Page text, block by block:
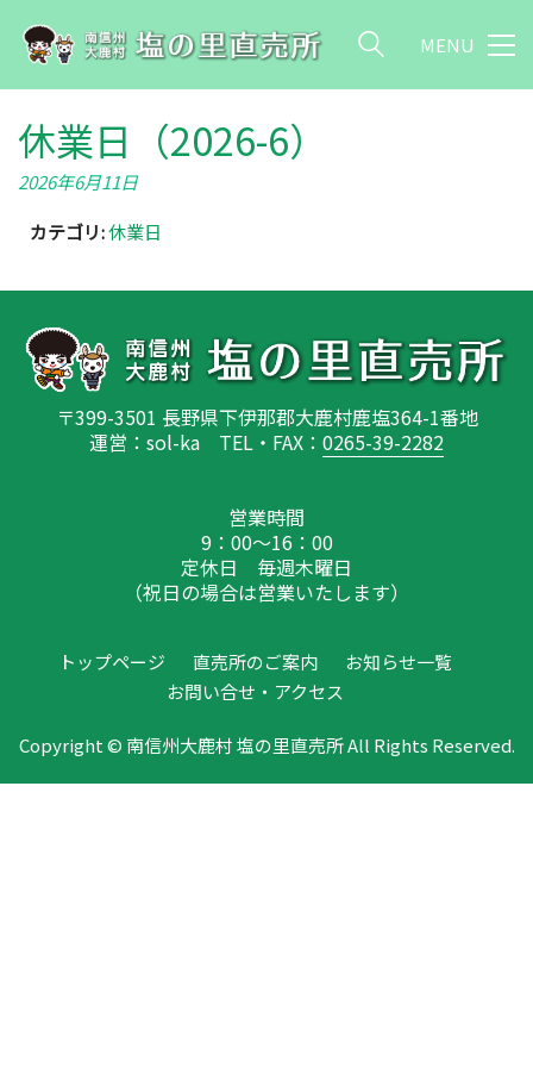
MENU
休業日（2026-6）
2026年6月11日
カテゴリ:休業日
〒399-3501 長野県下伊那郡大鹿村鹿塩364-1番地
運営：sol-ka TEL・FAX： 0265-39-2282
営業時間
9：00～16：00
定休日 毎週木曜日
（祝日の場合は営業いたします）
トップページ 直売所のご案内
お知らせ一覧
お問い合せ・アクセス
Copyright © 南信州大鹿村 塩の里直売所 All Rights Reserved.